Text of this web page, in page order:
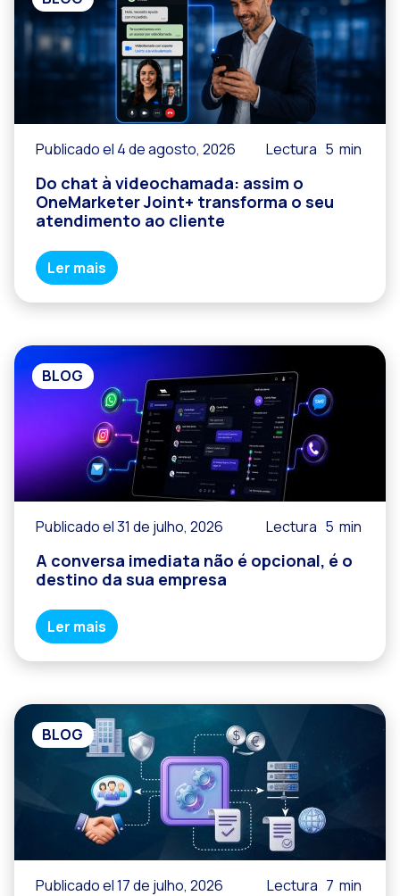
Publicado el 4 de agosto, 2026 Lectura 5 min
Do chat à videochamada: assim o
OneMarketer Joint+ transforma o seu
atendimento ao cliente
Ler mais
BLOG
Publicado el 31 de julho, 2026 Lectura 5 min
A conversa imediata não é opcional, é o
destino da sua empresa
Ler mais
BLOG
Publicado el 17 de julho, 2026 Lectura 7 min